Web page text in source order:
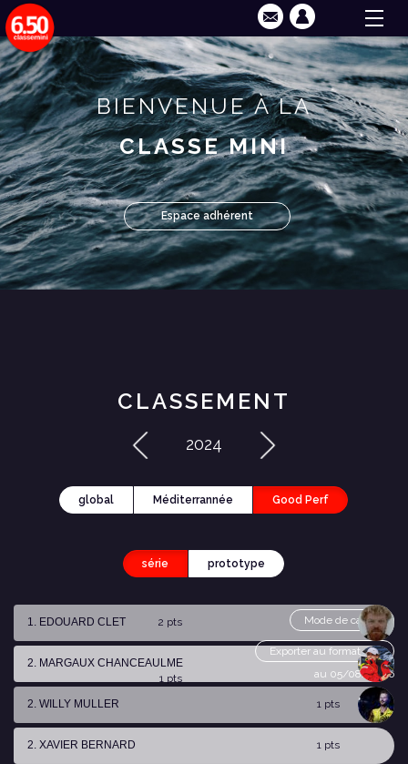
BIENVENUE À LA
CLASSE MINI
Espace adhérent
CLASSEMENT
2024
global Méditerrannée Good Perf
série prototype
Mode de calcul
Exporter au format csv
au 05/08/2026
1. EDOUARD CLET 2 pts
2. MARGAUX CHANCEAULME
1 pts
2. WILLY MULLER
1 pts
2. XAVIER BERNARD 1 pts